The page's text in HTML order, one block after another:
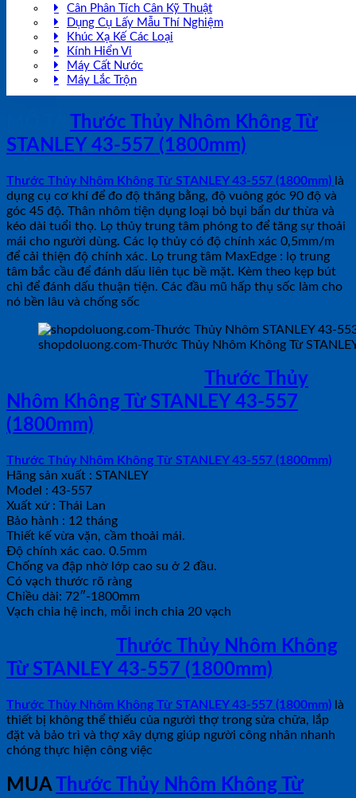
Cân Phân Tích Cân Kỹ Thuật
Dụng Cụ Lấy Mẫu Thí Nghiệm
Khúc Xạ Kế Các Loại
Kính Hiển Vi
Máy Cất Nước
Máy Lắc Trộn
Thước Thủy Nhôm Không Từ
STANLEY 43-557 (1800mm)
Thước Thủy Nhôm Không Từ STANLEY 43-557 (1800mm) là
dụng cụ cơ khí để đo độ thăng bằng, độ vuông góc 90 độ và
góc 45 độ. Thân nhôm tiện dụng loại bỏ bụi bẩn dư thừa và
kéo dài tuổi thọ. Lọ thủy trung tâm phóng to để tăng sự thoải
mái cho người dùng. Các lọ thủy có độ chính xác 0,5mm/m
để cải thiện độ chính xác. Lọ trung tâm MaxEdge : lọ trung
tâm bắc cầu để đánh dấu liên tục bề mặt. Kèm theo kẹp bút
chì để đánh dấu thuận tiện. Các đầu mũ hấp thụ sốc làm cho
nó bền lâu và chống sốc
shopdoluong.com-Thước Thủy Nhôm Không Từ
Thước Thủy
Nhôm Không Từ STANLEY 43-557
(1800mm)
Thước Thủy Nhôm Không Từ STANLEY 43-557 (1800mm)
Hãng sản xuất : STANLEY
Model : 43-557
Xuất xứ : Thái Lan
Bảo hành : 12 tháng
Thiết kế vừa vặn, cầm thoải mái.
Độ chính xác cao. 0.5mm
Chống va đập nhờ lớp cao su ở 2 đầu.
Có vạch thước rõ ràng
Chiều dài: 72″-1800mm
Vạch chia hệ inch, mỗi inch chia 20 vạch
Thước Thủy Nhôm Không
Từ STANLEY 43-557 (1800mm)
Thước Thủy Nhôm Không Từ STANLEY 43-557 (1800mm) là
thiết bị không thể thiếu của người thợ trong sửa chữa, lắp
đặt và bảo trì và thợ xây dựng giúp người công nhân nhanh
chóng thực hiện công việc
MUA Thước Thủy Nhôm Không Từ